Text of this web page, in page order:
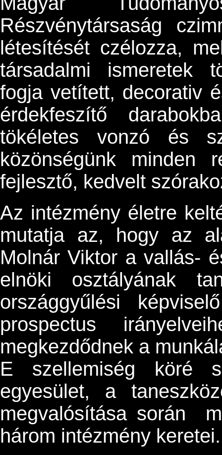
Részvénytársaság
létesítését czélozza,
társadalmi ismeretek
fogja vetített, decorativ
érdekfeszítő
tökéletes vonzó és
közönségünk minden
fejlesztő, kedvelt
Az intézmény életre
mutatja az, hogy az
Molnár Viktor a vallás-
elnöki osztályának
országgyűlési
prospectus
megkezdődnek a
E szellemiség köré
egyesület, a
megvalósítása során
három intézmény keretei.